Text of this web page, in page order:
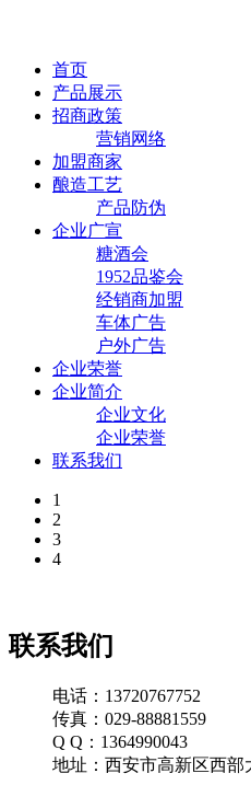
首页
产品展示
招商政策
营销网络
加盟商家
酿造工艺
产品防伪
企业广宣
糖酒会
1952品鉴会
经销商加盟
车体广告
户外广告
企业荣誉
企业简介
企业文化
企业荣誉
联系我们
1
2
3
4
联系我们
电话：13720767752
传真：029-88881559
Q Q：1364990043
地址：西安市高新区西部